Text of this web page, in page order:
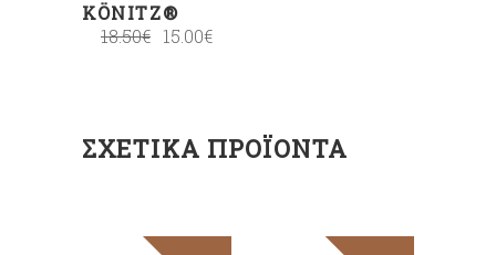
KÖNITZ®
18.50€ 15.00€
ΣΧΕΤΙΚΆ ΠΡΟΪΌΝΤΑ